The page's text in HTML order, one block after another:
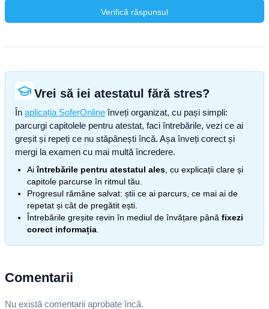
Verifică răspunsul
Vrei să iei atestatul fără stres?
În aplicația SoferOnline înveți organizat, cu pași simpli:
parcurgi capitolele pentru atestat, faci întrebările, vezi ce ai
greșit și repeți ce nu stăpânești încă. Așa înveți corect și
mergi la examen cu mai multă încredere.
Aiîntrebările pentru atestatul ales , cu explicații clare și
capitole parcurse în ritmul tău.
Progresul rămâne salvat: știi ce ai parcurs, ce mai ai de
repetat și cât de pregătit ești.
Întrebările greșite revin în mediul de învățare până fixezi
corect informația
Comentarii
Nu există comentarii aprobate încă.